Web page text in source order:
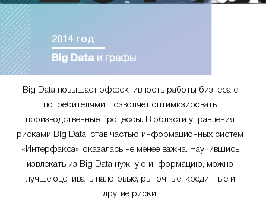
2014 год
Big Dataи графы
Big Data повышает эффективность работы бизнеса с
потребителями, позволяет оптимизировать
производственные процессы. В области управления
рисками Big Data, став частью информационных систем
«Интерфакса», оказалась не менее важна. Научившись
извлекать из Big Data нужную информацию, можно
лучше оценивать налоговые, рыночные, кредитные и
другие риски.